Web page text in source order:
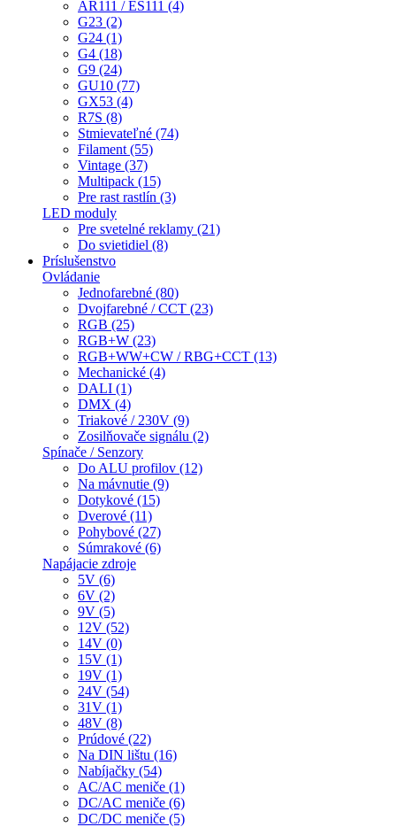
AR111 / ES111 (4)
G23 (2)
G24 (1)
G4 (18)
G9 (24)
GU10 (77)
GX53 (4)
R7S (8)
Stmievateľné (74)
Filament (55)
Vintage (37)
Multipack (15)
Pre rast rastlín (3)
LED moduly
Pre svetelné reklamy (21)
Do svietidiel (8)
Príslušenstvo
Ovládanie
Jednofarebné (80)
Dvojfarebné / CCT (23)
RGB (25)
RGB+W (23)
RGB+WW+CW / RBG+CCT (13)
Mechanické (4)
DALI (1)
DMX (4)
Triakové / 230V (9)
Zosilňovače signálu (2)
Spínače / Senzory
Do ALU profilov (12)
Na mávnutie (9)
Dotykové (15)
Dverové (11)
Pohybové (27)
Súmrakové (6)
Napájacie zdroje
5V (6)
6V (2)
9V (5)
12V (52)
14V (0)
15V (1)
19V (1)
24V (54)
31V (1)
48V (8)
Prúdové (22)
Na DIN lištu (16)
Nabíjačky (54)
AC/AC meniče (1)
DC/AC meniče (6)
DC/DC meniče (5)